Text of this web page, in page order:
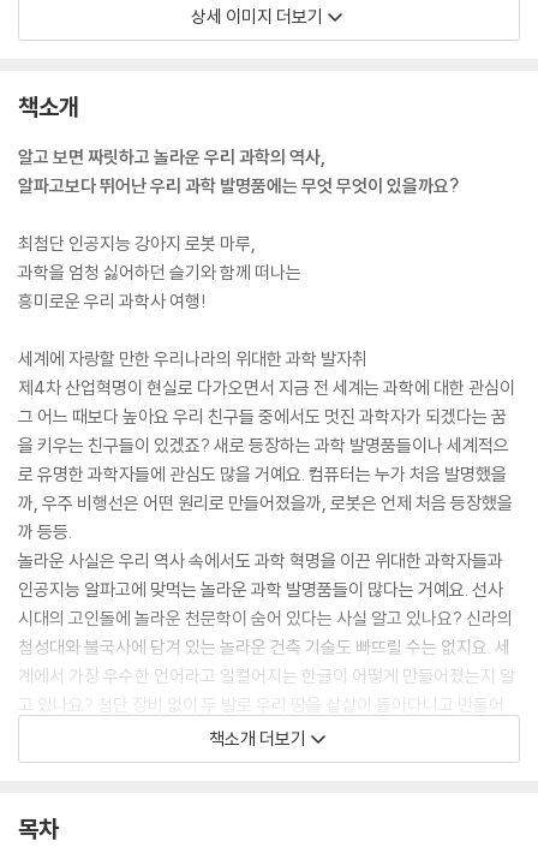
상세 이미지 더보기
책소개
알고 보면 짜릿하고 놀라운 우리 과학의 역사,
알파고보다 뛰어난 우리 과학 발명품에는 무엇 무엇이 있을까요?
최첨단 인공지능 강아지 로봇 마루,
과학을 엄청 싫어하던 슬기와 함께 떠나는
흥미로운 우리 과학사 여행!
세계에 자랑할 만한 우리나라의 위대한 과학 발자취
제4차 산업혁명이 현실로 다가오면서 지금 전 세계는 과학에 대한 관심이
그 어느 때보다 높아요 우리 친구들 중에서도 멋진 과학자가 되겠다는 꿈
을 키우는 친구들이 있겠죠? 새로 등장하는 과학 발명품들이나 세계적으
로 유명한 과학자들에 관심도 많을 거예요. 컴퓨터는 누가 처음 발명했을
까, 우주 비행선은 어떤 원리로 만들어졌을까, 로봇은 언제 처음 등장했을
까 등등.
놀라운 사실은 우리 역사 속에서도 과학 혁명을 이끈 위대한 과학자들과
인공지능 알파고에 맞먹는 놀라운 과학 발명품들이 많다는 거예요. 선사
시대의 고인돌에 놀라운 천문학이 숨어 있다는 사실 알고 있나요? 신라의
첨성대와 불국사에 담겨 있는 놀라운 건축 기술도 빠뜨릴 수는 없지요. 세
계에서 가장 우수한 언어라고 일컬어지는 한글이 어떻게 만들어졌는지 알
고 있나요? 첨단 장비 없이 두 발로 우리 땅을 샅샅이 돌아다니고 만들어
낸 대동여지도, 무거운 철갑으로 무장한 거북선, 세계에서 가장 오래된 금
속 활자 등 나열하자면 끝이 없어요. 이 모두가 우수한 우리 민족의 탐구 정
책소개 더보기
목차